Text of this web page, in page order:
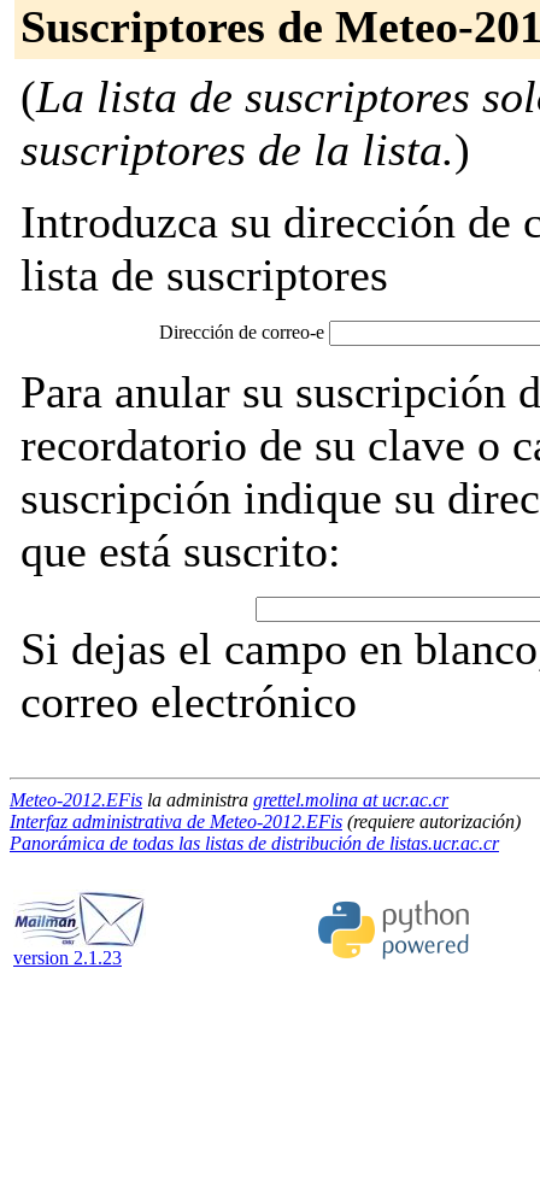
Suscriptores de Meteo-
(La lista de suscriptores
suscriptores de la lista.)
Introduzca su dirección de
lista de suscriptores
Dirección de correo-e
Para anular su suscripción
recordatorio de su clave o
suscripción indique su
que está suscrito:
Si dejas el campo en
correo electrónico
Meteo-2012.EFis la administra grettel.molina at ucr.ac.cr
Interfaz administrativa de Meteo-2012.EFis (requiere autorización)
Panorámica de todas las listas de distribución de listas.ucr.ac.cr
version 2.1.23